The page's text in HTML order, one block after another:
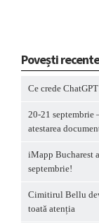
Povești recente
Ce crede
20-21 septembrie
atestarea
iMapp Bucharest
septembrie!
Cimitirul Bellu
toată atenția